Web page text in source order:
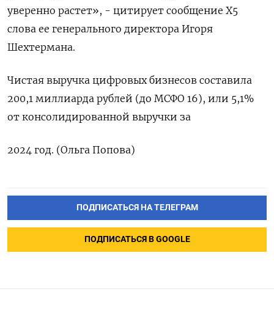
уверенно растет», - цитирует сообщение Х5
слова ее генерального директора Игоря
Шехтермана.
Чистая выручка цифровых бизнесов составила
200,1 миллиарда рублей (до МСФО 16), или 5,1%
от консолидированной выручки за
2024 год. (Ольга Попова)
ПОДПИСАТЬСЯ НА ТЕЛЕГРАМ
ПОДПИСАТЬСЯ В GOOGLE